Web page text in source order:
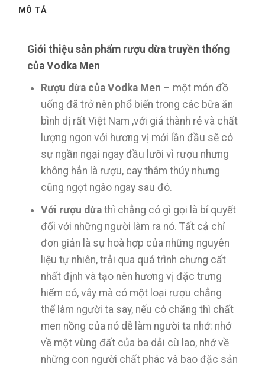
MÔ TẢ
Giới thiệu sản phẩm rượu dừa truyền thống
của Vodka Men
Rượu dừa của Vodka Men – một món đồ
uống đã trở nên phổ biến trong các bữa ăn
bình dị rất Việt Nam ,với giá thành rẻ và chất
lượng ngon với hương vị mới lần đầu sẽ có
sự ngần ngại ngay đầu lưỡi vì rượu nhưng
không hẳn là rượu, cay thâm thúy nhưng
cũng ngọt ngào ngay sau đó.
Với rượu dừathì chẳng có gì gọi là bí quyết
đối với những người làm ra nó. Tất cả chỉ
đơn giản là sự hoà hợp của những nguyên
liệu tự nhiên, trải qua quá trình chưng cất
nhất định và tạo nên hương vị đặc trưng
hiếm có, vây mà có một loại rượu chẳng
thể làm người ta say, nếu có chăng thì chất
men nồng của nó dễ làm người ta nhớ: nhớ
về một vùng đất của ba dải cù lao, nhớ về
những con người chất phác và bao đặc sản